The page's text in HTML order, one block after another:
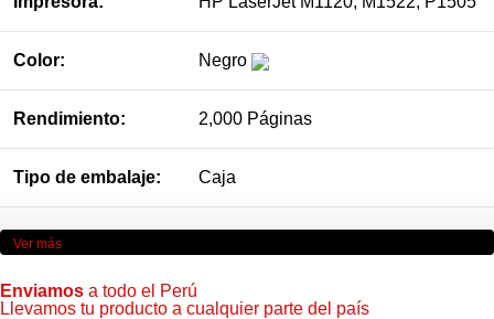
Color: Negro
Rendimiento: 2,000 Páginas
Tipo de embalaje: Caja
Ver más
Enviamos a todo el Perú
Llevamos tu producto a cualquier parte del país